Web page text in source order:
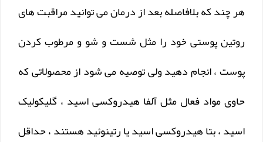
هر چند که بلافاصله بعد از درمان می توانید مراقبت های
روتین پوستی خود را مثل شست و شو و مرطوب کردن
پوست ، انجام دهید ولی توصیه می شود از محصولاتی که
حاوی مواد فعال مثل آلفا هیدروکسی اسید ، گلیکولیک
اسید ، بتا هیدروکسی اسید یا رتینوئید هستند ، حداقل